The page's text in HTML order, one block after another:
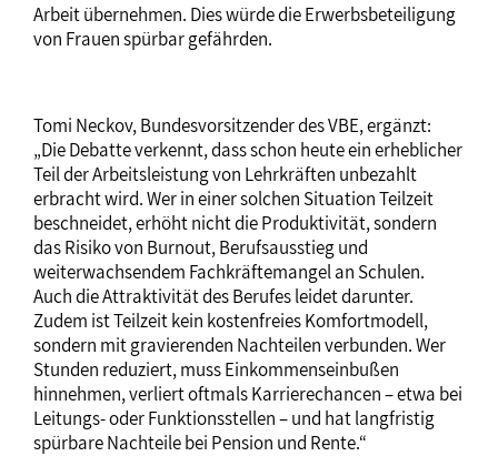
Arbeit übernehmen. Dies würde die Erwerbsbeteiligung
von Frauen spürbar gefährden.
Tomi Neckov, Bundesvorsitzender des VBE, ergänzt:
„Die Debatte verkennt, dass schon heute ein erheblicher
Teil der Arbeitsleistung von Lehrkräften unbezahlt
erbracht wird. Wer in einer solchen Situation Teilzeit
beschneidet, erhöht nicht die Produktivität, sondern
das Risiko von Burnout, Berufsausstieg und
weiterwachsendem Fachkräftemangel an Schulen.
Auch die Attraktivität des Berufes leidet darunter.
Zudem ist Teilzeit kein kostenfreies Komfortmodell,
sondern mit gravierenden Nachteilen verbunden. Wer
Stunden reduziert, muss Einkommenseinbußen
hinnehmen, verliert oftmals Karrierechancen – etwa bei
Leitungs- oder Funktionsstellen – und hat langfristig
spürbare Nachteile bei Pension und Rente.“